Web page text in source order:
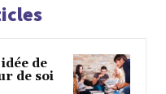
de
de soi